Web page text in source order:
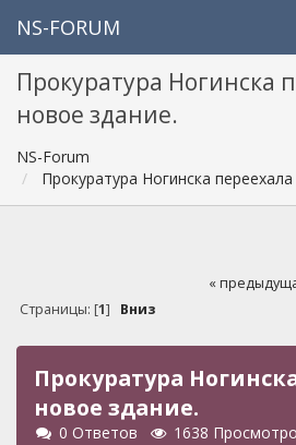
NS-FORUM
Прокуратура Ногинска
новое здание.
NS-Forum
Прокуратура Ногинска
«
Страницы: [1] Вниз
Прокуратура
новое здание.
0 Ответов 1638